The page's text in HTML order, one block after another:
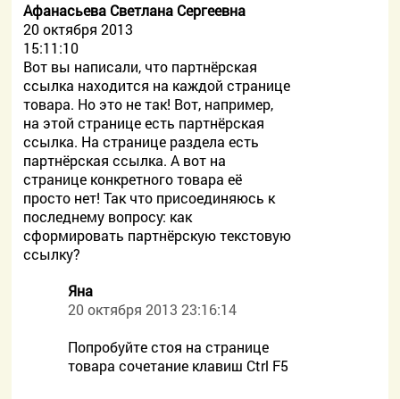
Афанасьева Светлана Сергеевна
20 октября 2013
15:11:10
Вот вы написали, что партнёрская
ссылка находится на каждой странице
товара. Но это не так! Вот, например,
на этой странице есть партнёрская
ссылка. На странице раздела есть
партнёрская ссылка. А вот на
странице конкретного товара её
просто нет! Так что присоединяюсь к
последнему вопросу: как
сформировать партнёрскую текстовую
ссылку?
Яна
20 октября 2013 23:16:14
Попробуйте стоя на странице
товара сочетание клавиш Ctrl F5